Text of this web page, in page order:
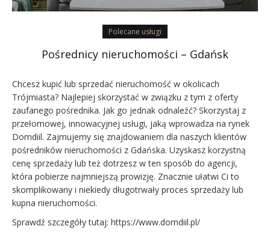
Polecane usługi
Pośrednicy nieruchomości – Gdańsk
Chcesz kupić lub sprzedać nieruchomość w okolicach
Trójmiasta? Najlepiej skorzystać w związku z tym z oferty
zaufanego pośrednika. Jak go jednak odnaleźć? Skorzystaj z
przełomowej, innowacyjnej usługi, jaką wprowadza na rynek
Domdiil. Zajmujemy się znajdowaniem dla naszych klientów
pośredników nieruchomości z Gdańska. Uzyskasz korzystną
cenę sprzedaży lub też dotrzesz w ten sposób do agencji,
która pobierze najmniejszą prowizję. Znacznie ułatwi Ci to
skomplikowany i niekiedy długotrwały proces sprzedaży lub
kupna nieruchomości.
Sprawdź szczegóły tutaj: https://www.domdiil.pl/